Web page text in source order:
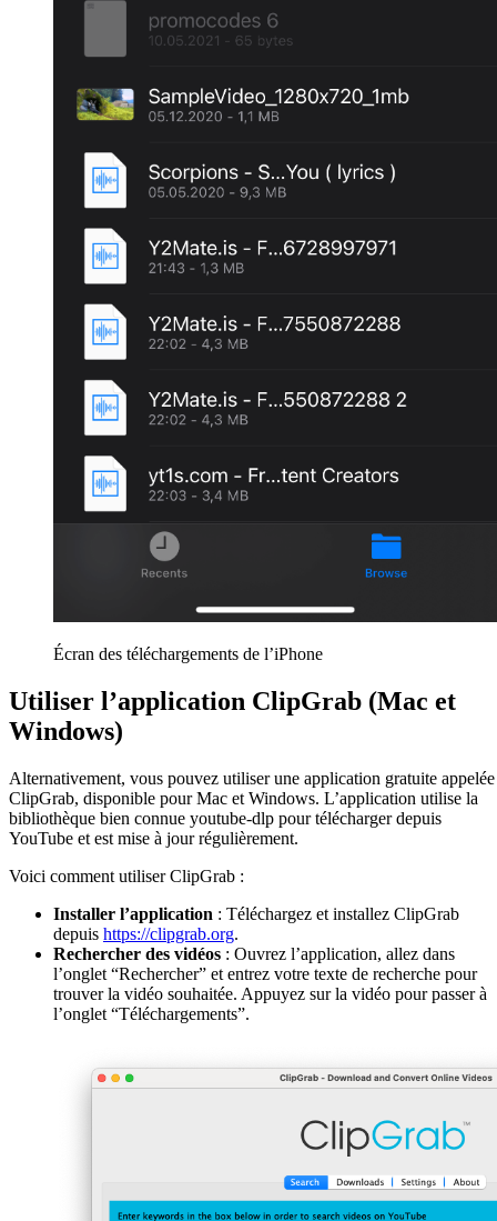
Écran des téléchargements de l’iPhone
Utiliser l’application ClipGrab (Mac et
Windows)
Alternativement, vous pouvez utiliser une application gratuite appelée
ClipGrab, disponible pour Mac et Windows. L’application utilise la
bibliothèque bien connue youtube-dlp pour télécharger depuis
YouTube et est mise à jour régulièrement.
Voici comment utiliser ClipGrab :
Installer l’application : Téléchargez et installez ClipGrab
depuis https://clipgrab.org.
Rechercher des vidéos : Ouvrez l’application, allez dans
l’onglet “Rechercher” et entrez votre texte de recherche pour
trouver la vidéo souhaitée. Appuyez sur la vidéo pour passer à
l’onglet “Téléchargements”.